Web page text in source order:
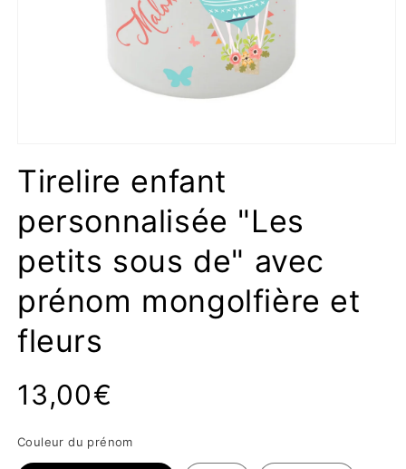
média
une
fenêtre
Tirelire enfant
personnalisée "Les
petits sous de" avec
prénom mongolfière et
fleurs
Prix
habituel
13,00€
Couleur du prénom